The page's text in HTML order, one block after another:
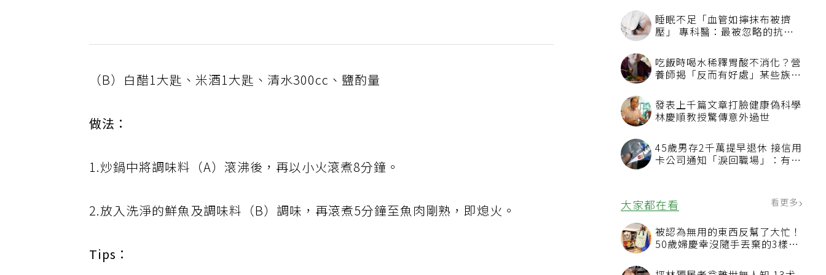
（B）白醋1大匙、米酒1大匙、清水300cc、鹽酌量
做法：
1.炒鍋中將調味料（A）滾沸後，再以小火滾煮8分鐘。
2.放入洗淨的鮮魚及調味料（B）調味，再滾煮5分鐘至魚肉剛熟，即熄火。
Tips：